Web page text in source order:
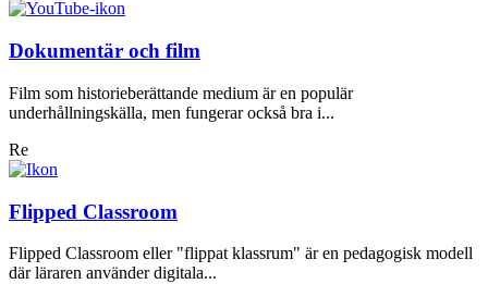
Dokumentär och film
Film som historieberättande medium är en populär
underhållningskälla, men fungerar också bra i...
Re
Flipped Classroom
Flipped Classroom eller "flippat klassrum" är en pedagogisk modell
där läraren använder digitala...